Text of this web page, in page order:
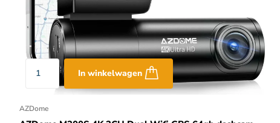
In winkelwagen
AZDome